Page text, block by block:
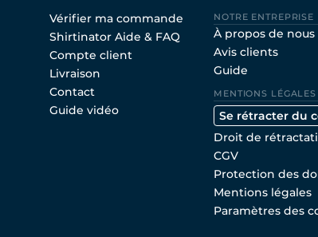
Vérifier ma commande
Shirtinator Aide & FAQ
Compte client
Livraison
Contact
Guide vidéo
NOTRE ENTREPRISE
À propos de nous
Avis clients
Guide
MENTIONS LÉGALES
Se rétracter du
Droit de
CGV
Protection des
Mentions légales
Paramètres des